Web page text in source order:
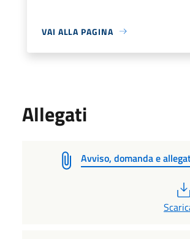
VAI ALLA PAGINA
Allegati
Avviso, domanda e